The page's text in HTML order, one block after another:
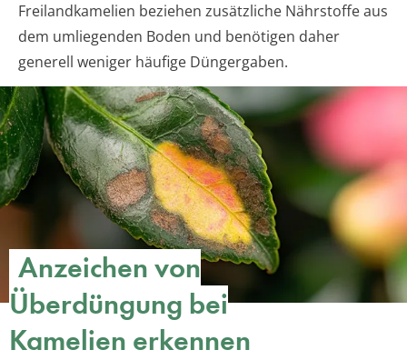
Freilandkamelien beziehen zusätzliche Nährstoffe aus
dem umliegenden Boden und benötigen daher
generell weniger häufige Düngergaben.
Anzeichen von
Überdüngung bei
Kamelien erkennen